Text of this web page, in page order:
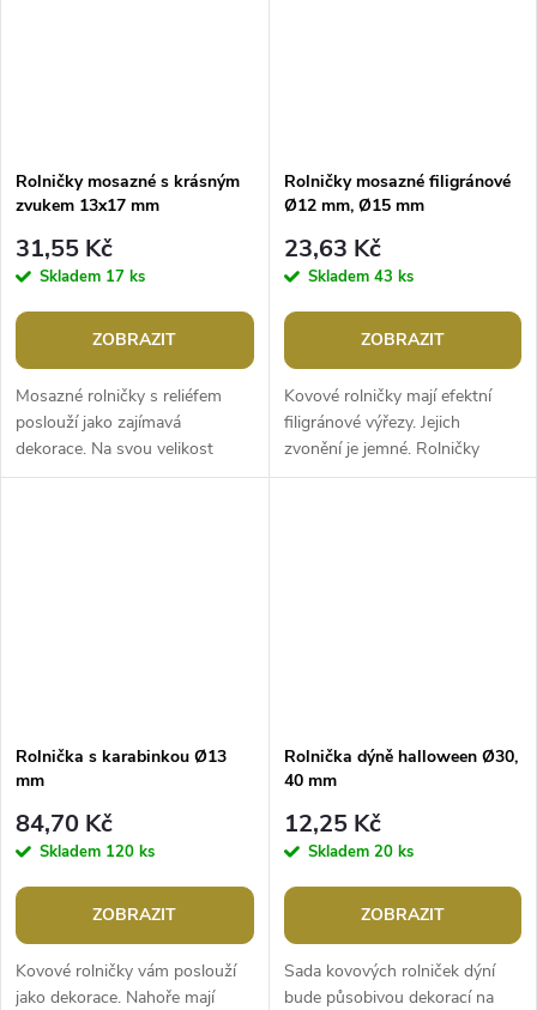
Rolničky mosazné s krásným
zvukem 13x17 mm
31,55 Kč
Skladem 17 ks
ZOBRAZIT
Mosazné rolničky s reliéfem
poslouží jako zajímavá
dekorace. Na svou velikost
zvoní docela hlasitě a jasně.
Rolničky mosazné filigránové
Ø12 mm, Ø15 mm
23,63 Kč
Skladem 43 ks
ZOBRAZIT
Kovové rolničky mají efektní
filigránové výřezy. Jejich
zvonění je jemné. Rolničky
využijete na výrobu různých
Rolnička s karabinkou Ø13
mm
84,70 Kč
Skladem 120 ks
ZOBRAZIT
Kovové rolničky vám poslouží
jako dekorace. Nahoře mají
Rolnička dýně halloween Ø30,
40 mm
12,25 Kč
Skladem 20 ks
ZOBRAZIT
Sada kovových rolniček dýní
bude působivou dekorací na